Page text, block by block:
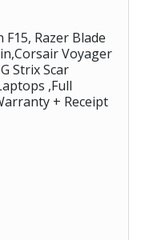
F15, Razer Blade
Voyager
Strix Scar
,Full
+ Receipt